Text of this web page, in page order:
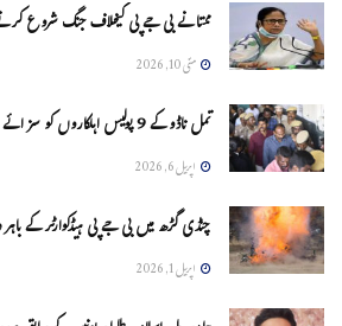
ممتا نے بی جے پی کیخلاف جنگ شروع
مئی 10, 2026
تمل ناڈو کے 9 پولیس اہلکاروں کو سزائے موت
اپریل 6, 2026
چنڈی گڑھ میں بی جے پی ہیڈکوارٹر کے باہر
اپریل 1, 2026